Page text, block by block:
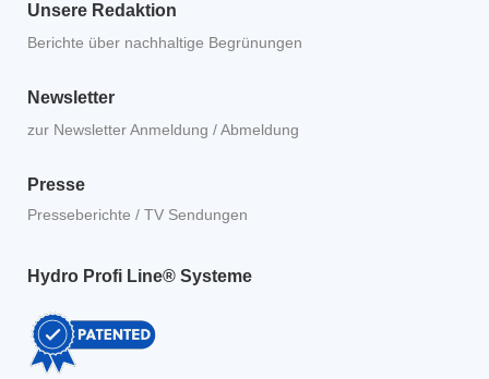
Unsere Redaktion
Berichte über nachhaltige Begrünungen
Newsletter
zur Newsletter Anmeldung / Abmeldung
Presse
Presseberichte / TV Sendungen
Hydro Profi Line® Systeme